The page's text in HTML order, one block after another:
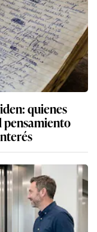
quienes
pensamiento